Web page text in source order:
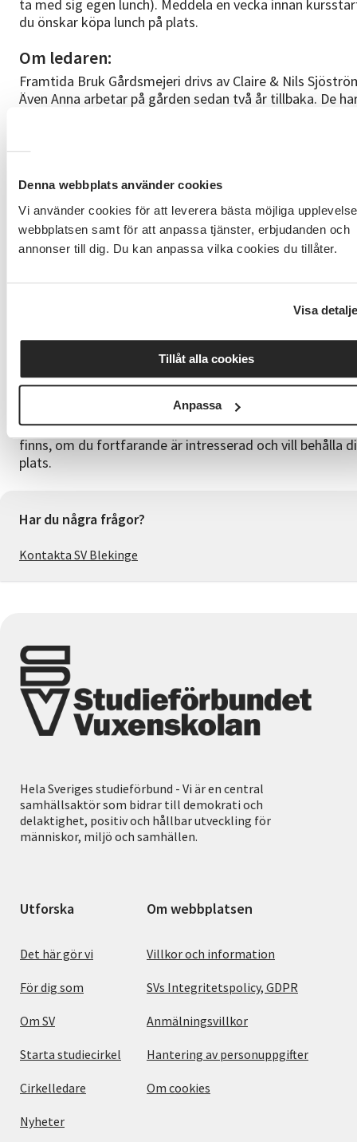
Denna webbplats använder cookies
Vi använder cookies för att leverera bästa möjliga
webbplatsen samt för att anpassa tjänster, erbjudanden och
annonser till dig. Du kan anpassa vilka cookies du tillåter.
Visa
Tillåt alla cookies
Anpassa
ta med sig egen lunch). Meddela en vecka innan
du önskar köpa lunch på plats.
Om ledaren:
Framtida Bruk Gårdsmejeri drivs av Claire & Nils
Även Anna arbetar på gården sedan två år tillbaka. De
2016 bestämde vi oss för att förverkliga vår dröm och
fraktcontainer, gick ystningskurser, skaffade 20 getter
var starten på vårt gårdsmejeri." För mer info, se
https://framtidabruk.com
Bra att veta:
Det går bra att delbetala kursavgiften! Kontakta oss så
Din anmälan är bindande då ett startdatum finns. För
info, läs våra avboknings- och anmälningsvillkor. Om
startdatum finns vid anmälan, ses din anmälan som
intresseanmälan. Vi kommer kontakta dig när
finns, om du fortfarande är intresserad och vill behålla
plats.
Har du några frågor?
Kontakta SV Blekinge
Hela Sveriges studieförbund - Vi är en central
samhällsaktör som bidrar till demokrati och
delaktighet, positiv och hållbar utveckling för
människor, miljö och samhällen.
Utforska
Det här gör vi
För dig som
Om SV
Starta studiecirkel
Cirkelledare
Nyheter
Om webbplatsen
Villkor och information
SVs Integritetspolicy, GDPR
Anmälningsvillkor
Hantering av personuppgifter
Om cookies